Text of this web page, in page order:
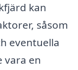
kan
såsom
eventuella
vara en